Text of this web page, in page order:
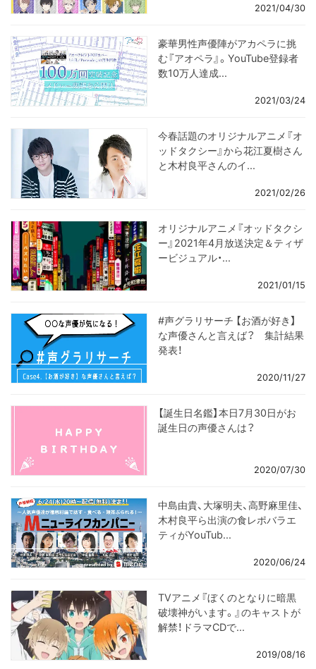
2021/04/30
豪華男性声優陣がアカペラに挑
む『アオペラ』。YouTube登録者
数10万人達成...
2021/03/24
今春話題のオリジナルアニメ『オ
ッドタクシー』から花江夏樹さん
と木村良平さんのイ...
2021/02/26
オリジナルアニメ『オッドタクシ
ー』2021年4月放送決定＆ティザ
ービジュアル・...
2021/01/15
#声グラリサーチ 【お酒が好き】
な声優さんと言えば？ 集計結果
発表！
2020/11/27
【誕生日名鑑】本日7月30日がお
誕生日の声優さんは？
2020/07/30
中島由貴、大塚明夫、高野麻里佳、
木村良平ら出演の食レポバラエ
ティがYouTub...
2020/06/24
TVアニメ『ぼくのとなりに暗黒
破壊神がいます。』のキャストが
解禁！ドラマCDで...
2019/08/16